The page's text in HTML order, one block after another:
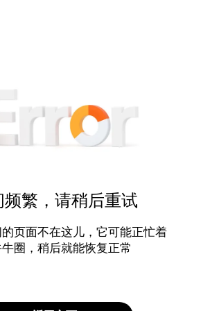
频繁，请稍后重试
页面不在这儿，它可能正忙着
圈，稍后就能恢复正常